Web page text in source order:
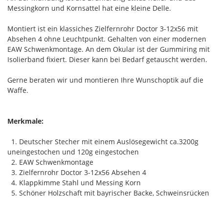
Messingkorn und Kornsattel hat eine kleine Delle.
Montiert ist ein klassiches Zielfernrohr Doctor 3-12x56 mit
Absehen 4 ohne Leuchtpunkt. Gehalten von einer modernen
EAW Schwenkmontage. An dem Okular ist der Gummiring mit
Isolierband fixiert. Dieser kann bei Bedarf getauscht werden.
Gerne beraten wir und montieren Ihre Wunschoptik auf die
Waffe.
Merkmale:
1. Deutscher Stecher mit einem Auslösegewicht ca.3200g
uneingestochen und 120g eingestochen
2. EAW Schwenkmontage
3. Zielfernrohr Doctor 3-12x56 Absehen 4
4. Klappkimme Stahl und Messing Korn
5. Schöner Holzschaft mit bayrischer Backe, Schweinsrücken